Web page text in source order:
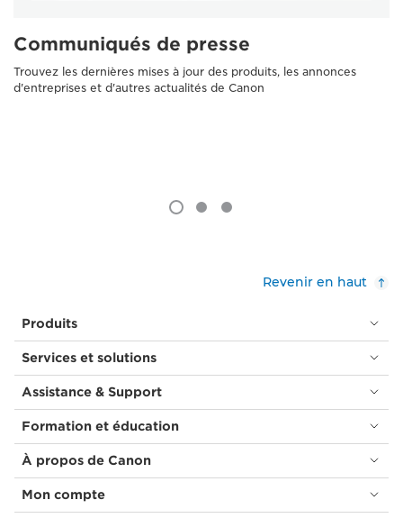
Communiqués de presse
Trouvez les dernières mises à jour des produits, les annonces
d'entreprises et d'autres actualités de Canon
Revenir en haut
Produits
Services et solutions
Assistance & Support
Formation et éducation
À propos de Canon
Mon compte